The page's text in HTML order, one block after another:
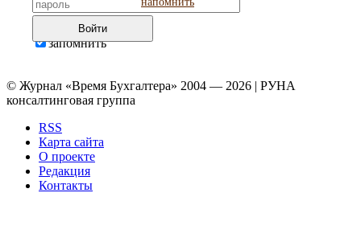
Войти
запомнить
© Журнал «Время Бухгалтера» 2004 — 2026 | РУНА
консалтинговая группа
RSS
Карта сайта
О проекте
Редакция
Контакты